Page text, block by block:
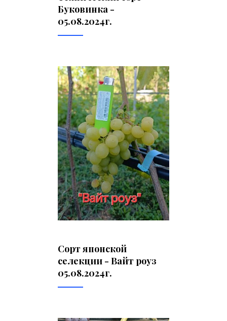
Буковинка -
05.08.2024г.
Сорт японской
селекции - Вайт роуз
05.08.2024г.